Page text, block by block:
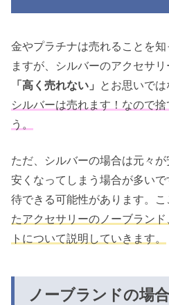
金やプラチナは売れることを
ますが、シルバーのアクセサリ
「高く売れない」
とお思いでは
シルバーは売れます！なので
う。
ただ、シルバーの場合は元々
安くなってしまう場合が多い
待できる可能性があります。こ
たアクセサリーのノーブラン
トについて説明していきます。
ノーブランドの場